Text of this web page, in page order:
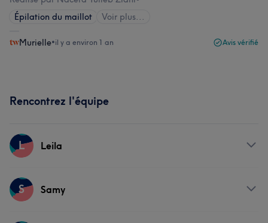
Épilation du maillot
Voir plus...
Murielle•il y a environ 1 an Avis vérifié
Rencontrez l'équipe
L Leila
Prestations
S Samy